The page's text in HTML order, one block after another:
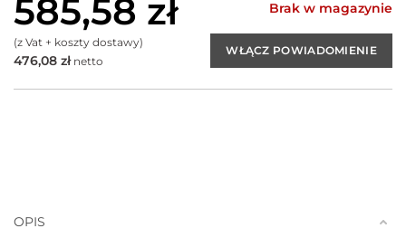
585,58 zł
(z Vat + koszty dostawy)
476,08 złnetto
Brak w magazynie
OPIS